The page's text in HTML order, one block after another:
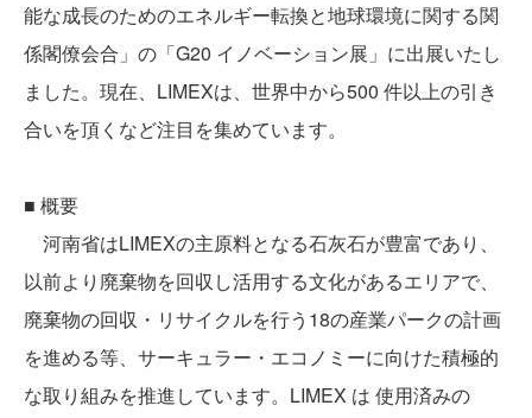
能な成長のためのエネルギー転換と地球環境に関する関
係閣僚会合」の「G20 イノベーション展」に出展いたし
ました。現在、LIMEXは、世界中から500 件以上の引き
合いを頂くなど注目を集めています。
■ 概要
河南省はLIMEXの主原料となる石灰石が豊富であり、
以前より廃棄物を回収し活用する文化があるエリアで、
廃棄物の回収・リサイクルを行う18の産業パークの計画
を進める等、サーキュラー・エコノミーに向けた積極的
な取り組みを推進しています。LIMEX は 使用済みの